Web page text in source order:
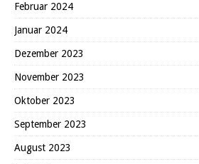
Februar 2024
Januar 2024
Dezember 2023
November 2023
Oktober 2023
September 2023
August 2023